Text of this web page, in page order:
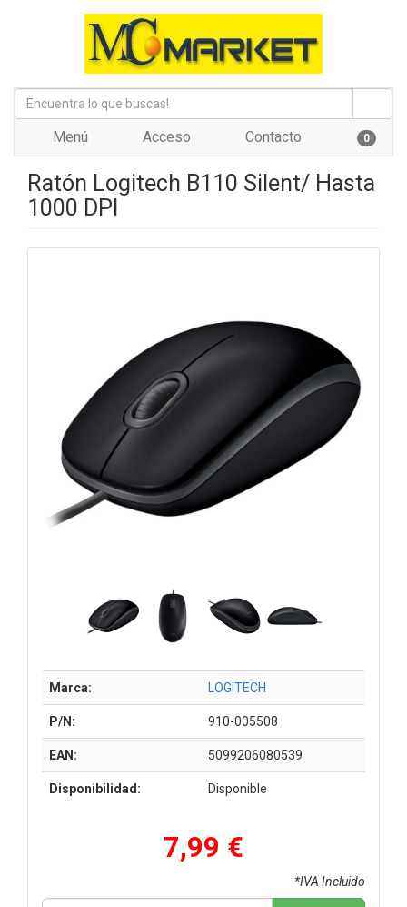
Menú Acceso Contacto 0
Ratón Logitech B110 Silent/ Hasta
1000 DPI
Marca: LOGITECH
P/N: 910-005508
EAN: 5099206080539
Disponibilidad: Disponible
7,99 €
*IVA Incluido